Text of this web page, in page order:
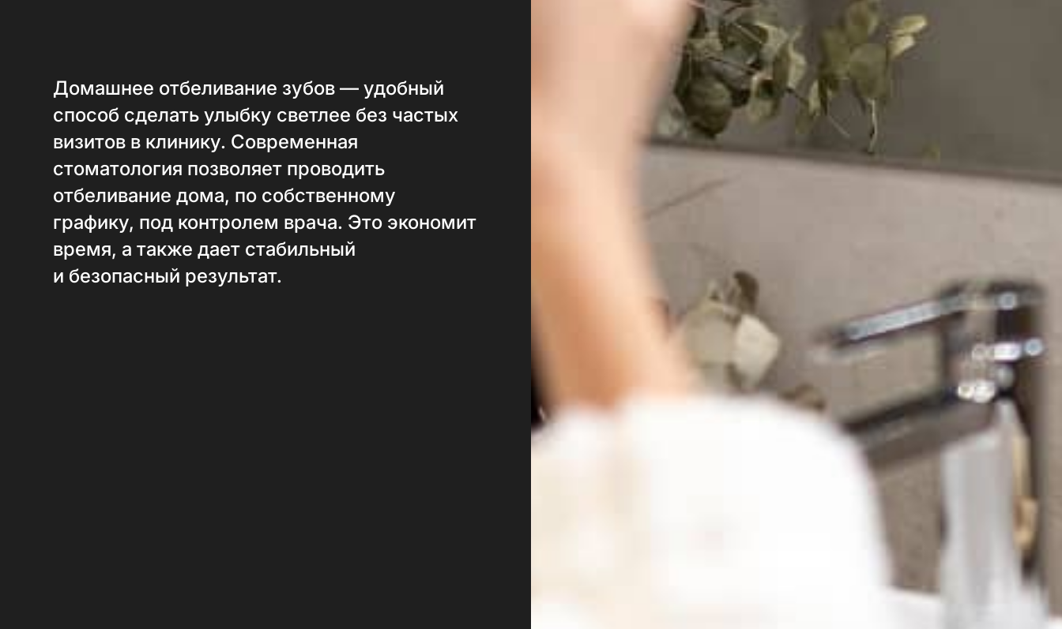
Домашнее отбеливание зубов — удобный
способ сделать улыбку светлее без частых
визитов в клинику. Современная
стоматология позволяет проводить
отбеливание дома, по собственному
графику, под контролем врача. Это экономит
время, а также дает стабильный
и безопасный результат.